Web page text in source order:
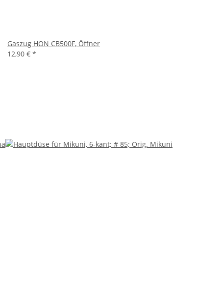
Gaszug HON CB500F, Öffner
12,90 € *